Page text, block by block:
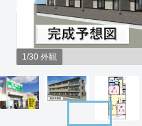
1/30 外観